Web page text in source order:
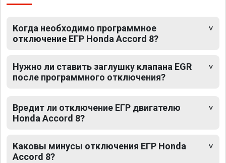
Когда необходимо программное
отключение ЕГР Honda Accord 8?
Нужно ли ставить заглушку клапана EGR
после программного отключения?
Вредит ли отключение ЕГР двигателю
Honda Accord 8?
Каковы минусы отключения ЕГР Honda
Accord 8?